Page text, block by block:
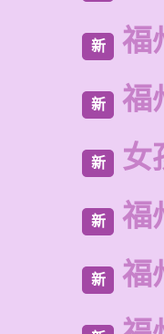
新 福
新 福
新 女
新 福
新 福